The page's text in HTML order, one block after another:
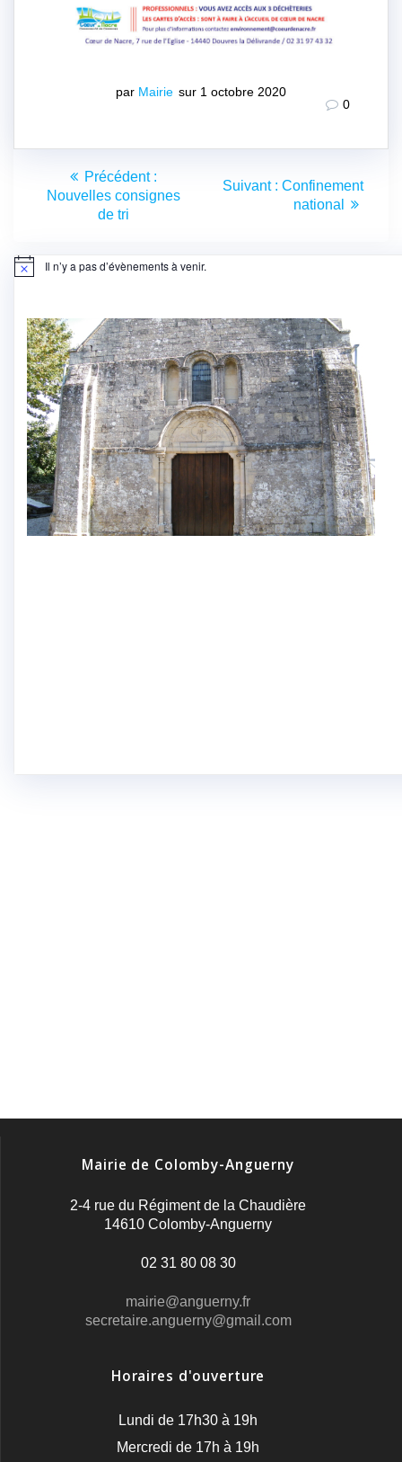
par Mairie sur 1 octobre 2020
0
Navigation
de
Précédent :Article
précédent
Nouvelles consignes
de tri
Suivant : Article
suivant
Confinement
national
Notice Il n’y a pas d’évènements à venir.
Mairie de Colomby-Anguerny
2-4 rue du Régiment de la Chaudière
14610 Colomby-Anguerny
02 31 80 08 30
mairie@anguerny.fr
secretaire.anguerny@gmail.com
Horaires d'ouverture
Lundi de 17h30 à 19h
Mercredi de 17h à 19h